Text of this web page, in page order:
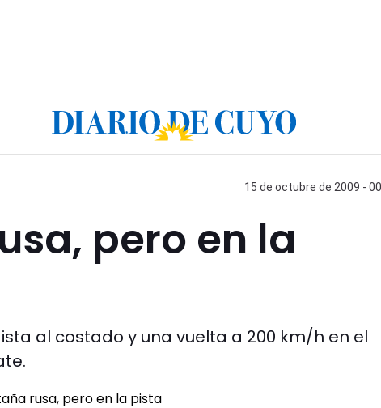
15 de octubre de 2009 -
pero en la
al costado y una vuelta a 200 km/h en el